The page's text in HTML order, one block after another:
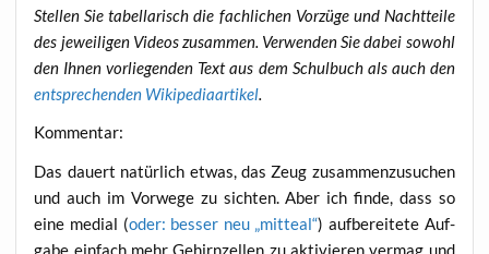
Stel­len Sie tabel­la­risch die fach­li­chen Vor­zü­ge und Nacht­tei­le
des jewei­li­gen Vide­os zusam­men. Ver­wen­den Sie dabei sowohl
den Ihnen vor­lie­gen­den Text aus dem Schul­buch als auch den
ent­spre­chen­den Wiki­pe­dia­ar­ti­kel.
Kom­men­tar:
Das dau­ert natür­lich etwas, das Zeug zusam­men­zu­su­chen
und auch im Vor­we­ge zu sich­ten. Aber ich fin­de, dass so
eine medi­al (oder: bes­ser neu „mit­te­al“) auf­be­rei­te­te Auf­
ga­be ein­fach mehr Gehirn­zel­len zu akti­vie­ren ver­mag und